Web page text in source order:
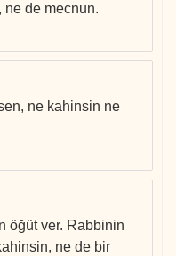
de mecnun.
ne kahinsin ne
öğüt ver. Rabbinin
ne de bir